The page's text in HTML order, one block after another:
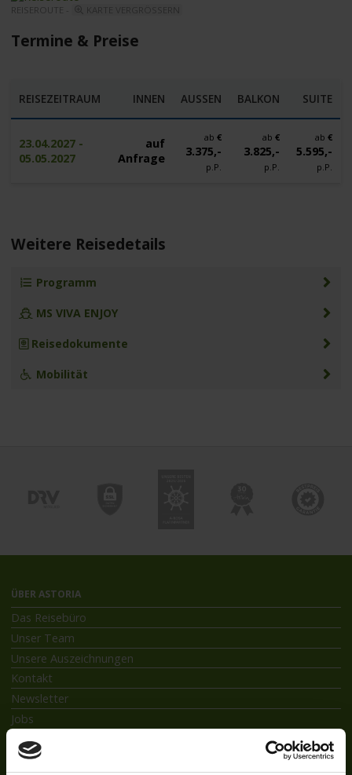
REISEROUTE -
Termine & Preise
REISEZEITRAUM INNEN AUSSEN BALKON SUITE
23.04.2027 -
05.05.2027
auf
Anfrage
ab€
3.375,-
p.P.
ab€
3.825,-
p.P.
ab€
5.595,-
p.P.
Weitere Reisedetails
Programm
MS VIVA ENJOY
Reisedokumente
Mobilität
ÜBER ASTORIA
Das Reisebüro
Unser Team
Unsere Auszeichnungen
Kontakt
Newsletter
Jobs
UNSER NETZWERK
Kreuzfahrten-Zentrale.de